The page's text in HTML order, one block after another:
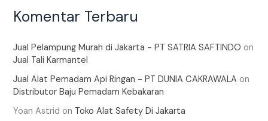
Komentar Terbaru
Jual Pelampung Murah di Jakarta - PT SATRIA SAFTINDO on
Jual Tali Karmantel
Jual Alat Pemadam Api Ringan - PT DUNIA CAKRAWALA on
Distributor Baju Pemadam Kebakaran
Yoan Astrid on Toko Alat Safety Di Jakarta